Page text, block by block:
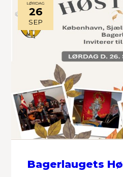
LØRDAG
26
SEP
Bagerlaugets